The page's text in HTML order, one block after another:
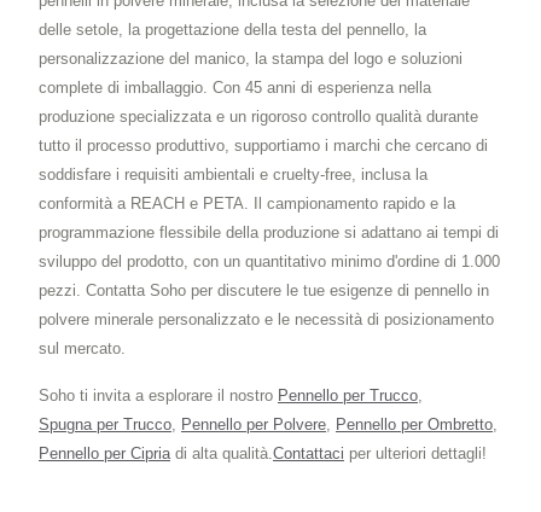
delle setole, la progettazione della testa del pennello, la
personalizzazione del manico, la stampa del logo e soluzioni
complete di imballaggio. Con 45 anni di esperienza nella
produzione specializzata e un rigoroso controllo qualità durante
tutto il processo produttivo, supportiamo i marchi che cercano di
soddisfare i requisiti ambientali e cruelty-free, inclusa la
conformità a REACH e PETA. Il campionamento rapido e la
programmazione flessibile della produzione si adattano ai tempi di
sviluppo del prodotto, con un quantitativo minimo d'ordine di 1.000
pezzi. Contatta Soho per discutere le tue esigenze di pennello in
polvere minerale personalizzato e le necessità di posizionamento
sul mercato.
Soho ti invita a esplorare il nostro Pennello per Trucco,
Spugna per Trucco, Pennello per Polvere, Pennello per Ombretto,
Pennello per Cipriadi alta qualità.Contattaci per ulteriori dettagli!